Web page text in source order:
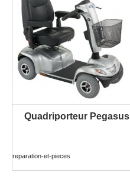
Quadriporteur Pegasus
reparation-et-pieces
PLUS D'INFORMATION